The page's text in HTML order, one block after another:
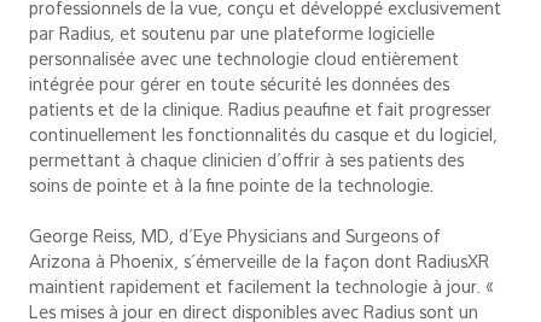
professionnels de la vue, conçu et développé exclusivement
par Radius, et soutenu par une plateforme logicielle
personnalisée avec une technologie cloud entièrement
intégrée pour gérer en toute sécurité les données des
patients et de la clinique. Radius peaufine et fait progresser
continuellement les fonctionnalités du casque et du logiciel,
permettant à chaque clinicien d’offrir à ses patients des
soins de pointe et à la fine pointe de la technologie.
George Reiss, MD, d’Eye Physicians and Surgeons of
Arizona à Phoenix, s’émerveille de la façon dont RadiusXR
maintient rapidement et facilement la technologie à jour. «
Les mises à jour en direct disponibles avec Radius sont un